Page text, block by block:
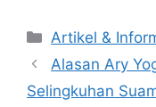
Artikel &
Alasan Ary
Selingkuhan